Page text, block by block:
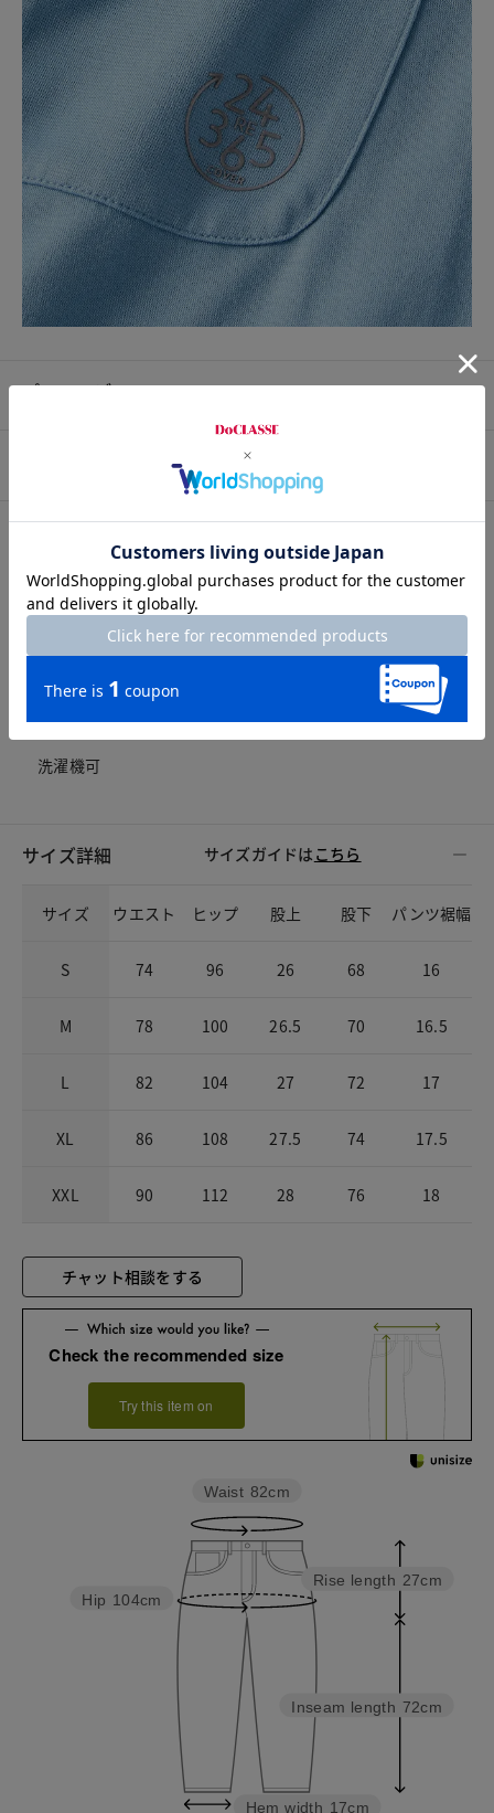
プロコーデ
素材
素材
本体/ポリエステル80%・綿20%，別布/ポリエステル
89%・綿11%
洗濯機可
サイズ詳細 サイズガイドは こちら
サイズ ウエスト ヒップ 股上 股下 パンツ裾幅
S 74 96 26 68 16
M 78 100 26.5 70 16.5
L 82 104 27 72 17
XL 86 108 27.5 74 17.5
XXL 90 112 28 76 18
チャット相談をする
Check the recommended size
Try this item on
Inseam length 72cm
Rise length 27cm
Hem width 17cm
Hip 104cm
Waist 82cm